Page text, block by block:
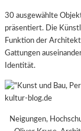
30 ausgewählte
präsentiert. Die
Funktion der
Gattungen
Identität.
Neigungen,